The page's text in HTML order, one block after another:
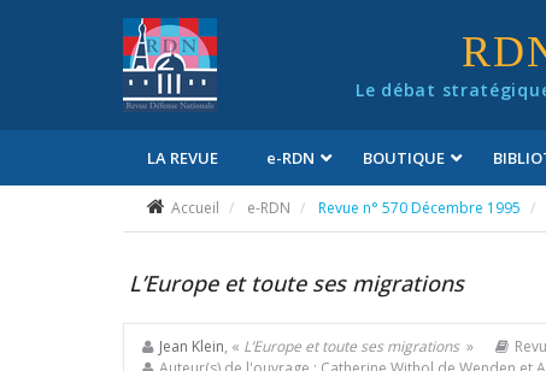
Le débat
LA REVUE e-RDN BOUTIQUE
Accueil e-RDN Revue n° 570 Décembre 1995
L’Europe et toute ses migrations
Jean Klein, « L’Europe et toute ses migrations »